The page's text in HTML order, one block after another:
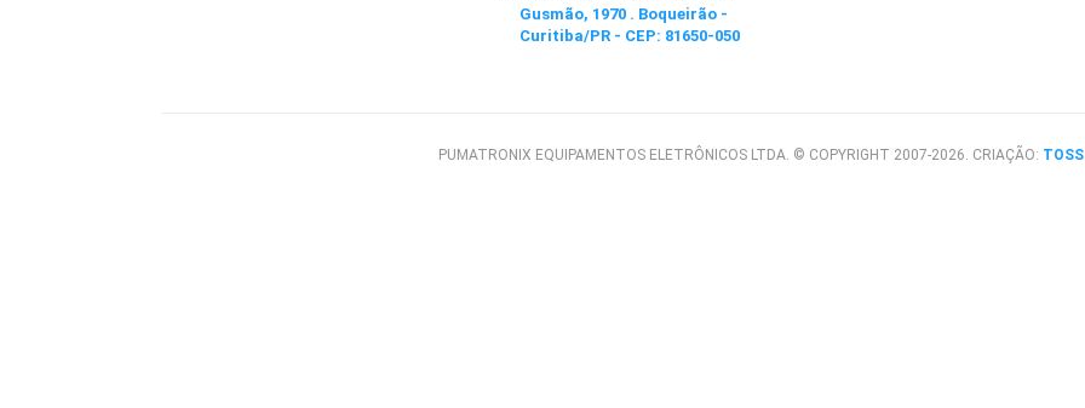
Gusmão, 1970 . Boqueirão -
Curitiba/PR - CEP: 81650-050
PUMATRONIX EQUIPAMENTOS ELETRÔNICOS LTDA. © COPYRIGHT 2007-2026. CRIAÇÃO: